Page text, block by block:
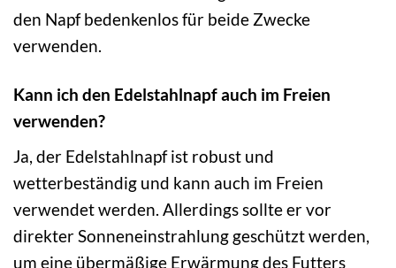
den Napf bedenkenlos für beide Zwecke
verwenden.
Kann ich den Edelstahlnapf auch im Freien
verwenden?
Ja, der Edelstahlnapf ist robust und
wetterbeständig und kann auch im Freien
verwendet werden. Allerdings sollte er vor
direkter Sonneneinstrahlung geschützt werden,
um eine übermäßige Erwärmung des Futters